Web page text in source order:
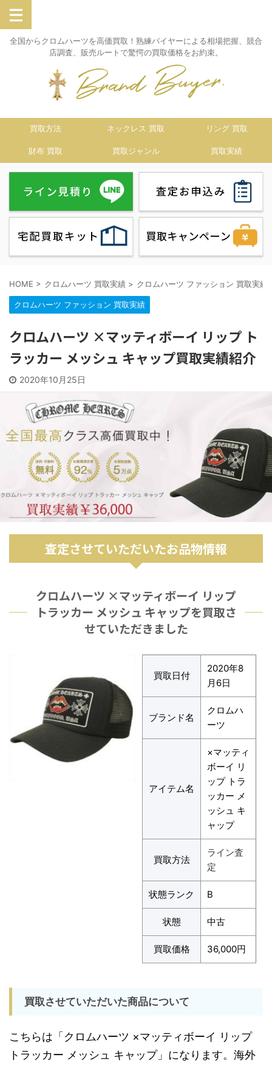
全国からクロムハーツを高価買取！熟練バイヤーによる相場把握、競合
店調査、販売ルートで驚愕の買取価格をお約束。
買取方法 ネックレス 買取 リング 買取
財布 買取 買取ジャンル 買取実績
HOME > クロムハーツ 買取実績 > クロムハーツ ファッション 買取実績
クロムハーツ ファッション 買取実績
クロムハーツ ×マッティボーイ リップ ト
ラッカー メッシュ キャップ買取実績紹介
2020年10月25日
査定させていただいたお品物情報
クロムハーツ ×マッティボーイ リップ
トラッカー メッシュ キャップを買取さ
せていただきました
買取日付
2020年8
月6日
ブランド名
クロムハ
ーツ
アイテム名
×マッティ
ボーイ リ
ップ トラ
ッカー メ
ッシュ キ
ャップ
買取方法
ライン査
定
状態ランク B
状態 中古
買取価格 36,000円
買取させていただいた商品について
こちらは「クロムハーツ ×マッティボーイ リップ
トラッカー メッシュ キャップ」になります。海外